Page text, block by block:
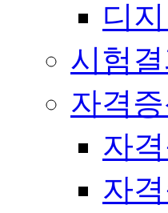
디
시험
자격
자
자